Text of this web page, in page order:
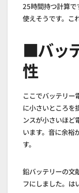
25時間持つ計算
使えそうです。こ
■バッ
性
ここでバッテリー
に小さいところを
ンスが小さいほど
います。音に余裕
す。
鉛バッテリーの文
フにしました。は